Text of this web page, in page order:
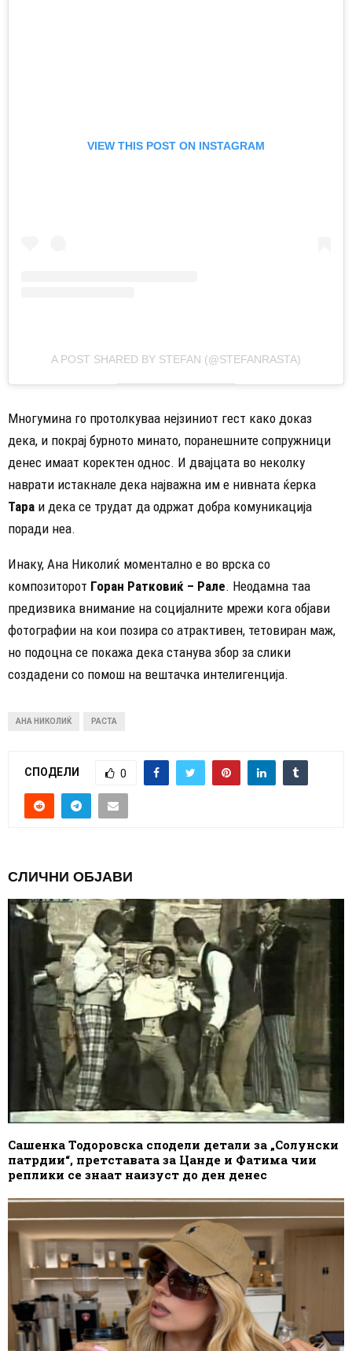
VIEW THIS POST ON INSTAGRAM
A POST SHARED BY STEFAN (@STEFANRASTA)
Многумина го протолкуваа нејзиниот гест како доказ
дека, и покрај бурното минато, поранешните сопружници
денес имаат коректен однос. И двајцата во неколку
наврати истакнале дека најважна им е нивната ќерка
Тара и дека се трудат да одржат добра комуникација
поради неа.
Инаку, Ана Николиќ моментално е во врска со
композиторот Горан Ратковиќ – Рале. Неодамна таа
предизвика внимание на социјалните мрежи кога објави
фотографии на кои позира со атрактивен, тетовиран маж,
но подоцна се покажа дека станува збор за слики
создадени со помош на вештачка интелигенција.
АНА НИКОЛИЌ РАСТА
СПОДЕЛИ 0
СЛИЧНИ ОБЈАВИ
Сашенка Тодоровска сподели детали за „Солунски
патрдии“, претставата за Цанде и Фатима чии
реплики се знаат наизуст до ден денес